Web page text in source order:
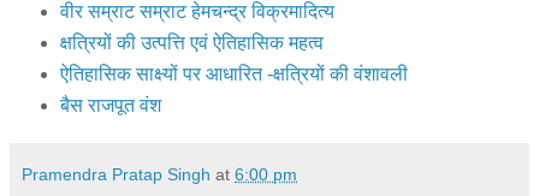
वीर सम्राट सम्राट हेमचन्द्र विक्रमादित्य
क्षत्रियों की उत्पत्ति एवं ऐतिहासिक महत्व
ऐतिहासिक साक्ष्यों पर आधारित -क्षत्रियों की वंशावली
बैस राजपूत वंश
Pramendra Pratap Singh at 6:00 pm